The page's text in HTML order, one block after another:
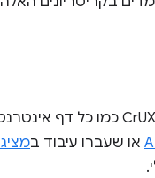
או שעברו עיבוד במציג AMP